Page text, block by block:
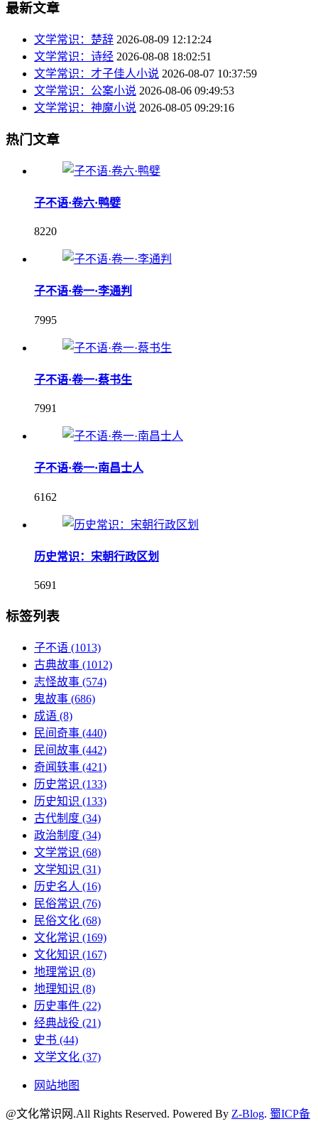
最新文章
文学常识：楚辞 2026-08-09 12:12:24
文学常识：诗经 2026-08-08 18:02:51
文学常识：才子佳人小说 2026-08-07 10:37:59
文学常识：公案小说 2026-08-06 09:49:53
文学常识：神魔小说 2026-08-05 09:29:16
热门文章
子不语·卷六·鸭嬖
8220
子不语·卷一·李通判
7995
子不语·卷一·蔡书生
7991
子不语·卷一·南昌士人
6162
历史常识：宋朝行政区划
5691
标签列表
子不语 (1013)
古典故事 (1012)
志怪故事 (574)
鬼故事 (686)
成语 (8)
民间奇事 (440)
民间故事 (442)
奇闻轶事 (421)
历史常识 (133)
历史知识 (133)
古代制度 (34)
政治制度 (34)
文学常识 (68)
文学知识 (31)
历史名人 (16)
民俗常识 (76)
民俗文化 (68)
文化常识 (169)
文化知识 (167)
地理常识 (8)
地理知识 (8)
历史事件 (22)
经典战役 (21)
史书 (44)
文学文化 (37)
网站地图
@文化常识网.All Rights Reserved. Powered By Z-Blog. 蜀ICP备